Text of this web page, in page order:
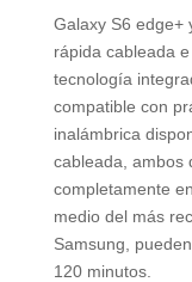
Galaxy S6 edge+
rápida cableada
tecnología
compatible con
inalámbrica
cableada, ambos
completamente
medio del más
Samsung,
120 minutos.